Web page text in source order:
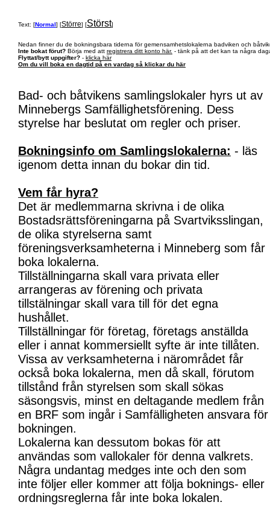
Text: [Normal] [Större] [Störst]
Nedan finner du de bokningsbara tiderna för gemensamhetslokalerna badviken och
Inte bokat förut? Börja med att registrera ditt konto här. - tänk på att det kan ta några
Flyttat/bytt uppgifter? - klicka här
Om du vill boka en dagtid på en vardag så klickar du här
Bad- och båtvikens samlingslokaler hyrs ut av
Minnebergs Samfällighetsförening. Dess
styrelse har beslutat om regler och priser.
Bokningsinfo om Samlingslokalerna: - läs
igenom detta innan du bokar din tid.
Vem får hyra?
Det är medlemmarna skrivna i de olika
Bostadsrättsföreningarna på Svartviksslingan,
de olika styrelserna samt
föreningsverksamheterna i Minneberg som får
boka lokalerna.
Tillställningarna skall vara privata eller
arrangeras av förening och privata
tillstälningar skall vara till för det egna
hushållet.
Tillställningar för företag, företags anställda
eller i annat kommersiellt syfte är inte tillåten.
Vissa av verksamheterna i närområdet får
också boka lokalerna, men då skall, förutom
tillstånd från styrelsen som skall sökas
säsongsvis, minst en deltagande medlem från
en BRF som ingår i Samfälligheten ansvara för
bokningen.
Lokalerna kan dessutom bokas för att
användas som vallokaler för denna valkrets.
Några undantag medges inte och den som
inte följer eller kommer att följa boknings- eller
ordningsreglerna får inte boka lokalen.